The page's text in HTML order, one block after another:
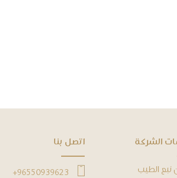
ﺍﻟﺸﺮﻛﺔ
نبع الطيب
ﺍﺗﺼﻞ ﺑﻨﺎ
96550939623+